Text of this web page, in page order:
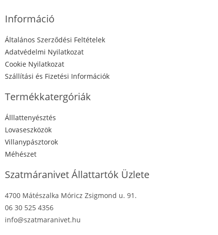
Információ
Általános Szerződési Feltételek
Adatvédelmi Nyilatkozat
Cookie Nyilatkozat
Szállítási és Fizetési Információk
Termékkatergóriák
Álllattenyésztés
Lovaseszközök
Villanypásztorok
Méhészet
Szatmáranivet Állattartók Üzlete
4700 Mátészalka Móricz Zsigmond u. 91.
06 30 525 4356
info@szatmaranivet.hu